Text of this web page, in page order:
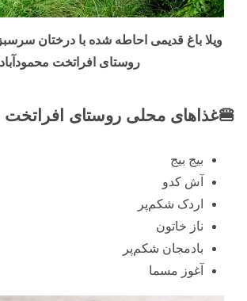
ویلا باغ قدیمی احاطه شده با درختان
روستای افراتخت محمودآباد
🍔غذاهای محلی روستای افراتخت
بیج بیج
آش کدو
اردک شکم‌پر
ناز خاتون
بادمجان شکم‌پر
آغوز مسما